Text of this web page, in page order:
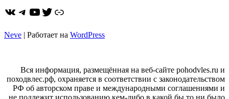
ВКонтакте
Telegram
YouTube
Twitter
https://dzen.ru/pohodvles
Neve | Работает на WordPress
Вся информация, размещённая на веб-сайте pohodvles.ru и
походвлес.рф, охраняется в соответствии с законодательством
РФ об авторском праве и международными соглашениями и